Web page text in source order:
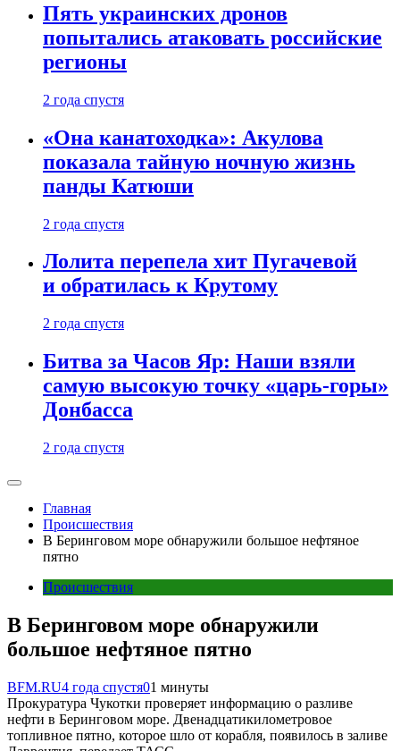
Пять украинских дронов
попытались атаковать российские
регионы
2 года спустя
«Она канатоходка»: Акулова
показала тайную ночную жизнь
панды Катюши
2 года спустя
Лолита перепела хит Пугачевой
и обратилась к Крутому
2 года спустя
Битва за Часов Яр: Наши взяли
самую высокую точку «царь-горы»
Донбасса
2 года спустя
Главная
Происшествия
В Беринговом море обнаружили большое нефтяное
пятно
Происшествия
В Беринговом море обнаружили
большое нефтяное пятно
BFM.RU4 года спустя01 минуты
Прокуратура Чукотки проверяет информацию о разливе
нефти в Беринговом море. Двенадцатикилометровое
топливное пятно, которое шло от корабля, появилось в заливе